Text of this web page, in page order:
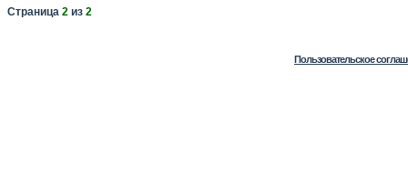
Страница 2 из 2
Пользовательское